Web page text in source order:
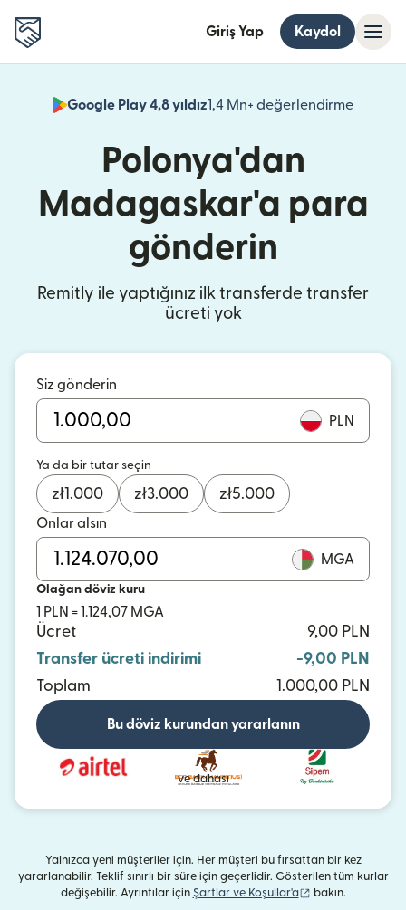
Giriş Yap Kaydol
Google Play 4,8 yıldız1,4 Mn+ değerlendirme
Polonya'dan
Madagaskar'a para
gönderin
Remitly ile yaptığınız ilk transferde transfer
ücreti yok
Siz gönderin
PLN
Ya da bir tutar seçin
zł1.000 zł3.000 zł5.000
Onlar alsın
MGA
Olağan döviz kuru
1 PLN = 1.124,07 MGA
Ücret
9,00 PLN
Transfer ücreti indirimi
-9,00 PLN
Toplam
1.000,00 PLN
Bu döviz kurundan yararlanın
ve dahası
Yalnızca yeni müşteriler için. Her müşteri bu fırsattan bir kez
yararlanabilir. Teklif sınırlı bir süre için geçerlidir. Gösterilen tüm kurlar
değişebilir. Ayrıntılar için Şartlar ve Koşullar'a (yeni pencerede
bakın.